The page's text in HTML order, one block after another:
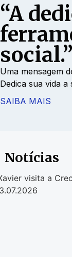
“A
social.”
Uma mensagem
Dedica sua vida
SAIBA MAIS
Notícias